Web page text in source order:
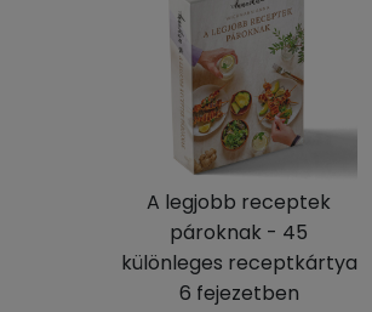
A legjobb receptek
pároknak - 45
különleges receptkártya
6 fejezetben